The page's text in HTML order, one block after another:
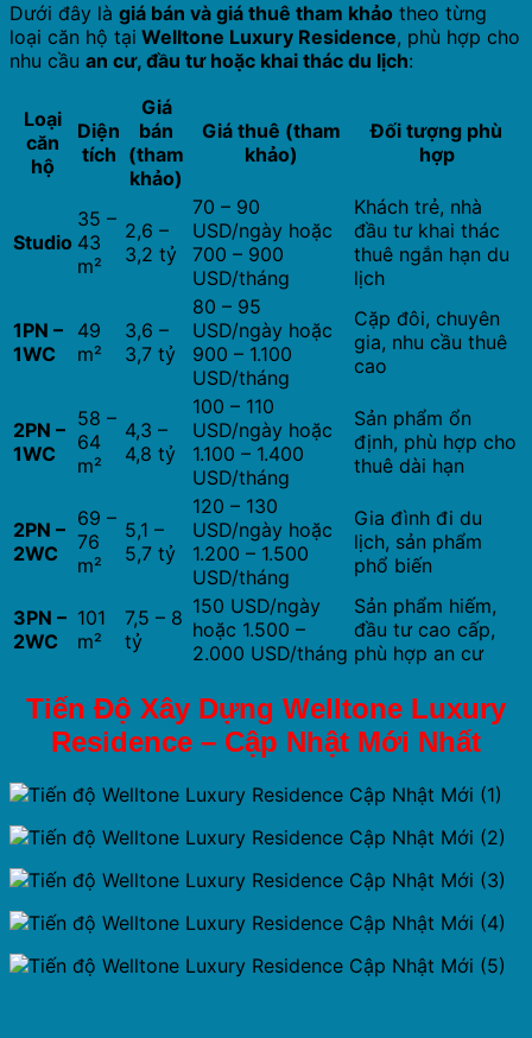
Dưới đây là giá bán và giá thuê tham khảo theo từng
loại căn hộ tại Welltone Luxury Residence, phù hợp cho
nhu cầu an cư, đầu tư hoặc khai thác du lịch:
Loại
căn
hộ
Diện
tích
Giá
bán
(tham
khảo)
Giá thuê (tham
khảo)
Đối tượng phù
hợp
Studio
35 –
43
m²
2,6 –
3,2 tỷ
70 – 90
USD/ngày hoặc
700 – 900
USD/tháng
Khách trẻ, nhà
đầu tư khai thác
thuê ngắn hạn du
lịch
1PN –
1WC
49
m²
3,6 –
3,7 tỷ
80 – 95
USD/ngày hoặc
900 – 1.100
USD/tháng
Cặp đôi, chuyên
gia, nhu cầu thuê
cao
2PN –
1WC
58 –
64
m²
4,3 –
4,8 tỷ
100 – 110
USD/ngày hoặc
1.100 – 1.400
USD/tháng
Sản phẩm ổn
định, phù hợp cho
thuê dài hạn
2PN –
2WC
69 –
76
m²
5,1 –
5,7 tỷ
120 – 130
USD/ngày hoặc
1.200 – 1.500
USD/tháng
Gia đình đi du
lịch, sản phẩm
phổ biến
3PN –
2WC
101
m²
7,5 – 8
tỷ
150 USD/ngày
hoặc 1.500 –
2.000 USD/tháng
Sản phẩm hiếm,
đầu tư cao cấp,
phù hợp an cư
Tiến Độ Xây Dựng Welltone Luxury
Residence – Cập Nhật Mới Nhất